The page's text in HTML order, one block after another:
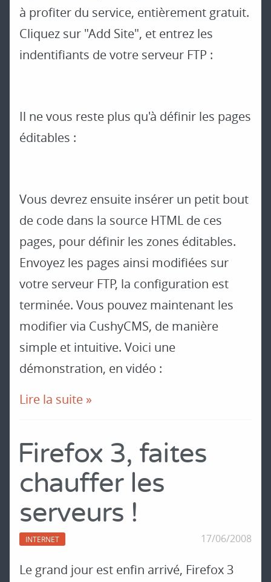
à profiter du service, entièrement gratuit.
Cliquez sur "Add Site", et entrez les
indentifiants de votre serveur FTP :
Il ne vous reste plus qu'à définir les pages
éditables :
Vous devrez ensuite insérer un petit bout
de code dans la source HTML de ces
pages, pour définir les zones éditables.
Envoyez les pages ainsi modifiées sur
votre serveur FTP, la configuration est
terminée. Vous pouvez maintenant les
modifier via CushyCMS, de manière
simple et intuitive. Voici une
démonstration, en vidéo :
Lire la suite »
Firefox 3, faites
chauffer les
serveurs !
INTERNET 17/06/2008
Le grand jour est enfin arrivé, Firefox 3